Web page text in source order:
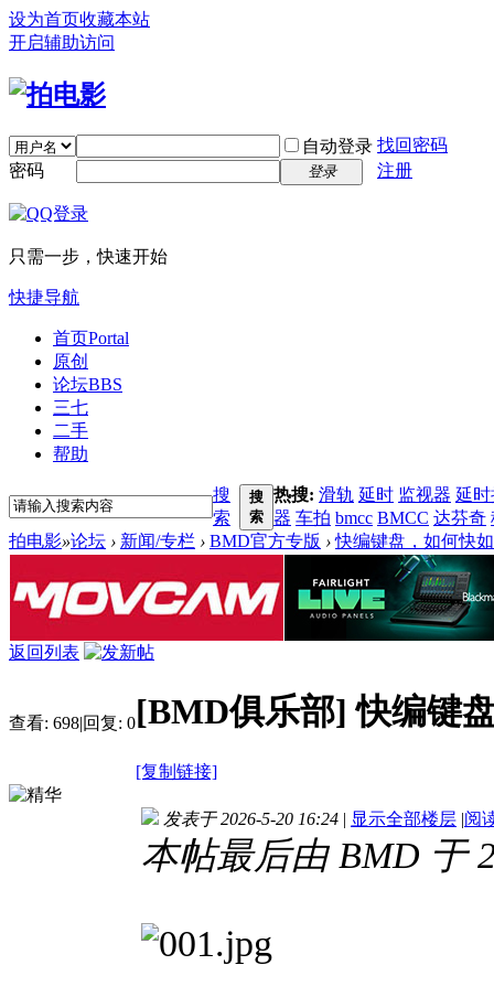
设为首页收藏本站
开启辅助访问
自动登录 找回密码
密码
登录 注册
只需一步，快速开始
快捷导航
首页Portal
原创
论坛BBS
三七
二手
帮助
搜
索
搜
索
热搜: 滑轨 延时 监视器 延
器 车拍 bmcc BMCC 达芬奇
拍电影»论坛 › 新闻/专栏 › BMD官方专版 › 快编键盘，如何快
返回列表
查看: 698|回复: 0[BMD俱乐部]快编键
[复制链接]
发表于 2026-5-20 16:24 | 显示全部楼层 |阅
本帖最后由 BMD 于